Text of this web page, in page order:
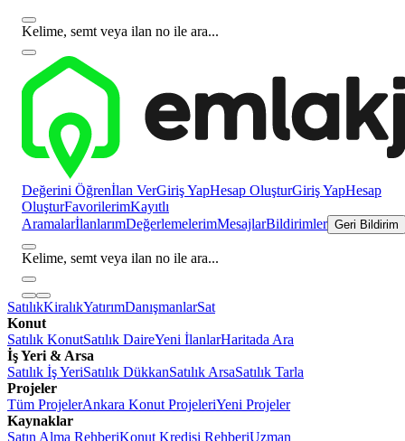
Kelime, semt veya ilan no ile ara...
Değerini Öğrenİlan VerGiriş YapHesap OluşturGiriş YapHesap
OluşturFavorilerimKayıtlı
AramalarİlanlarımDeğerlemelerimMesajlarBildirimler Geri Bildirim
Kelime, semt veya ilan no ile ara...
SatılıkKiralıkYatırımDanışmanlarSat
Konut
Satılık KonutSatılık DaireYeni İlanlarHaritada Ara
İş Yeri & Arsa
Satılık İş YeriSatılık DükkanSatılık ArsaSatılık Tarla
Projeler
Tüm ProjelerAnkara Konut ProjeleriYeni Projeler
Kaynaklar
Satın Alma RehberiKonut Kredisi RehberiUzman